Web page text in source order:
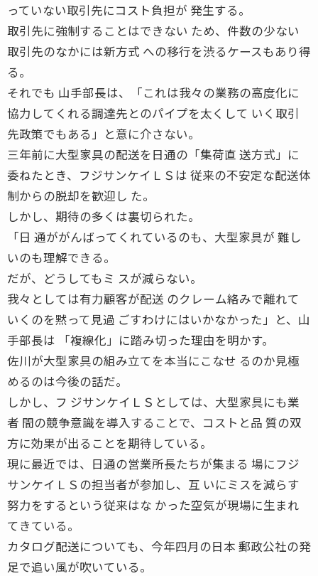
っていない取引先にコスト負担が 発生する。
取引先に強制することはできない ため、件数の少ない
取引先のなかには新方式 への移行を渋るケースもあり得
る。
それでも 山手部長は、「これは我々の業務の高度化に
協力してくれる調達先とのパイプを太くして いく取引
先政策でもある」と意に介さない。
三年前に大型家具の配送を日通の「集荷直 送方式」に
委ねたとき、フジサンケイＬＳは 従来の不安定な配送体
制からの脱却を歓迎し た。
しかし、期待の多くは裏切られた。
「日 通ががんばってくれているのも、大型家具が 難し
いのも理解できる。
だが、どうしてもミ スが減らない。
我々としては有力顧客が配送 のクレーム絡みで離れて
いくのを黙って見過 ごすわけにはいかなかった」と、山
手部長は 「複線化」に踏み切った理由を明かす。
佐川が大型家具の組み立てを本当にこなせ るのか見極
めるのは今後の話だ。
しかし、フ ジサンケイＬＳとしては、大型家具にも業
者 間の競争意識を導入することで、コストと品 質の双
方に効果が出ることを期待している。
現に最近では、日通の営業所長たちが集まる 場にフジ
サンケイＬＳの担当者が参加し、互 いにミスを減らす
努力をするという従来はな かった空気が現場に生まれ
てきている。
カタログ配送についても、今年四月の日本 郵政公社の発
足で追い風が吹いている。